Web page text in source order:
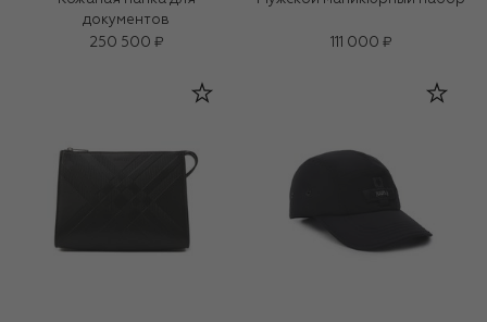
документов
250 500 ₽
111 000 ₽